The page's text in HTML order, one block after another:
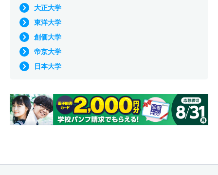
大正大学
東洋大学
創価大学
帝京大学
日本大学